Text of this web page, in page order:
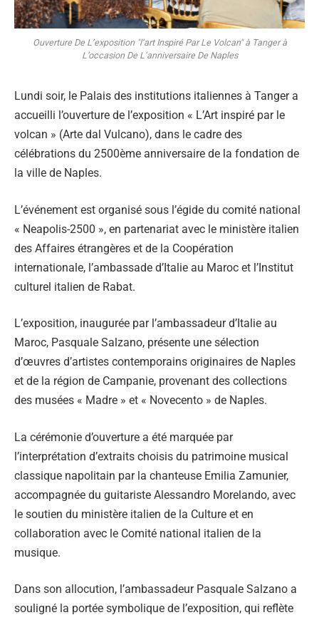
Ouverture De L’exposition "l’art Inspiré Par Le Volcan" à Tanger à
L’occasion De L’anniversaire De Naples
Lundi soir, le Palais des institutions italiennes à Tanger a
accueilli l’ouverture de l’exposition « L’Art inspiré par le
volcan » (Arte dal Vulcano), dans le cadre des
célébrations du 2500ème anniversaire de la fondation de
la ville de Naples.
L’événement est organisé sous l’égide du comité national
« Neapolis-2500 », en partenariat avec le ministère italien
des Affaires étrangères et de la Coopération
internationale, l’ambassade d’Italie au Maroc et l’Institut
culturel italien de Rabat.
L’exposition, inaugurée par l’ambassadeur d’Italie au
Maroc, Pasquale Salzano, présente une sélection
d’œuvres d’artistes contemporains originaires de Naples
et de la région de Campanie, provenant des collections
des musées « Madre » et « Novecento » de Naples.
La cérémonie d’ouverture a été marquée par
l’interprétation d’extraits choisis du patrimoine musical
classique napolitain par la chanteuse Emilia Zamunier,
accompagnée du guitariste Alessandro Morelando, avec
le soutien du ministère italien de la Culture et en
collaboration avec le Comité national italien de la
musique.
Dans son allocution, l’ambassadeur Pasquale Salzano a
souligné la portée symbolique de l’exposition, qui reflète